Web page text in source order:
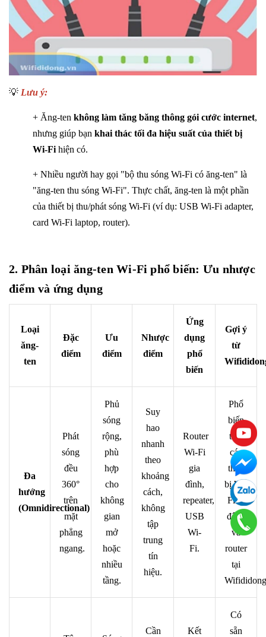
💡 Lưu ý:
+ Ăng-ten không làm tăng băng thông gói cước internet,
nhưng giúp bạn khai thác tối đa hiệu suất của thiết bị
Wi-Fi hiện có.
+ Nhiều người hay gọi "bộ thu sóng Wi-Fi có ăng-ten" là
"ăng-ten thu sóng Wi-Fi". Thực chất, ăng-ten là một phần
của thiết bị thu/phát sóng Wi-Fi (ví dụ: USB Wi-Fi adapter,
card Wi-Fi laptop, router).
2. Phân loại ăng-ten Wi-Fi phổ biến: Ưu nhược
điểm và ứng dụng
Loại
ăng-
ten
Đặc
điểm
Ưu
điểm
Nhược
điểm
Ứng
dụng
phổ
biến
Gợi ý
từ
Đa
hướng
(Omnidirectional)
Phát
sóng
đều
360°
trên
mặt
phẳng
ngang.
Phủ
sóng
rộng,
phù
hợp
cho
không
gian
mở
hoặc
nhiều
tầng.
Suy
hao
nhanh
theo
khoảng
cách,
không
tập
trung
tín
hiệu.
Router
Wi-Fi
gia
đình,
repeater,
USB
Wi-
Fi.
Phổ
biến
trên
các
thiết
bị Wi-
Fi di
động
và
router
tại
Cần Kết
Có
sẵn